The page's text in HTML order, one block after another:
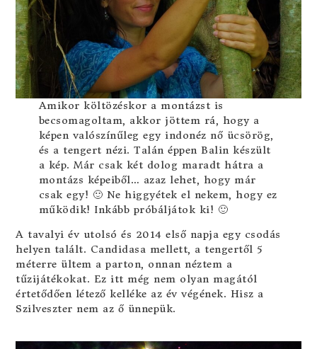
Amikor költözéskor a montázst is
becsomagoltam, akkor jöttem rá, hogy a
képen valószínűleg egy indonéz nő ücsörög,
és a tengert nézi. Talán éppen Balin készült
a kép. Már csak két dolog maradt hátra a
montázs képeiből… azaz lehet, hogy már
csak egy! 🙂 Ne higgyétek el nekem, hogy ez
működik! Inkább próbáljátok ki! 🙂
A tavalyi év utolsó és 2014 első napja egy csodás
helyen talált. Candidasa mellett, a tengertől 5
méterre ültem a parton, onnan néztem a
tűzijátékokat. Ez itt még nem olyan magától
értetődően létező kelléke az év végének. Hisz a
Szilveszter nem az ő ünnepük.